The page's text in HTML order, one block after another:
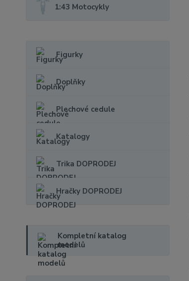
1:43 Motocykly
Figurky
Doplňky
Plechové cedule
Katalogy
Trika DOPRODEJ
Hračky DOPRODEJ
Kompletní katalog
modelů